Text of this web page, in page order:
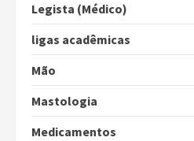
Legista (Médico)
ligas acadêmicas
Mão
Mastologia
Medicamentos